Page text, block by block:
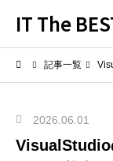
IT The
記事一覧
2026.06.01
VisualStudio